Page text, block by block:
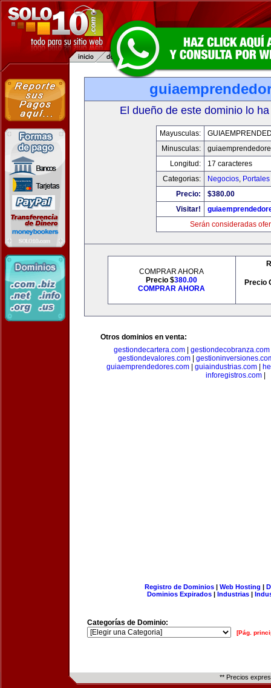
El dueño de este dominio lo
Mayusculas:
Minusculas:
Longitud:
17 caracteres
Categorias:
Negocios, Portales
Precio:
$380.00
Visitar!
Serán consideradas
COMPRAR AHORA
Precio $380.00
COMPRAR AHORA
Precio
Otros dominios en venta:
gestiondecartera.com| gestiondecobranza.com
gestiondevalores.com|
guiaemprendedores.com
guiaindustrias.com
inforegistros.com|
Registro de Dominios| Web Hosting |
Dominios Expirados | Industrias |
Categorías de Dominio:
[Pág.
** Precios